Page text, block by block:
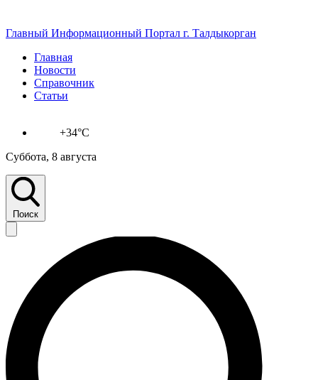
Главный Информационный Портал г. Талдыкорган
Главная
Новости
Справочник
Статьи
+34°C
Суббота, 8 августа
Поиск